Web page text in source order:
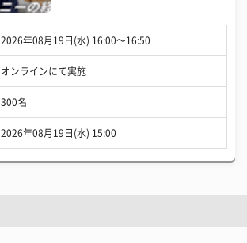
2026年08月19日(水) 16:00〜16:50
オンラインにて実施
300名
2026年08月19日(水) 15:00